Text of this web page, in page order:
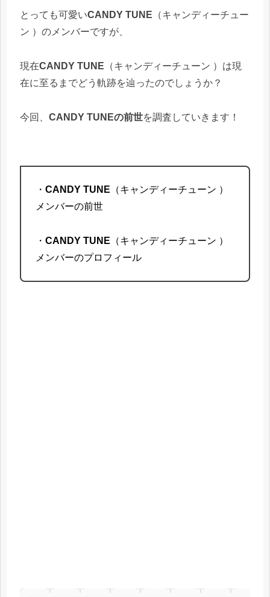
とっても可愛いCANDY TUNE （キャンディーチュー
ン ）のメンバーですが、
現在CANDY TUNE （キャンディーチューン ）は現
在に至るまでどう軌跡を辿ったのでしょうか？
今回、 CANDY TUNEの前世を調査していきます！
・ CANDY TUNE （キャンディーチューン ）
メンバーの前世
・ CANDY TUNE （キャンディーチューン ）
メンバーのプロフィール